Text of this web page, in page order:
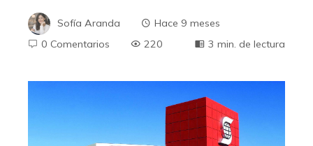
Sofía Aranda
Hace 9 meses
0 Comentarios
220 3 min. de lectura